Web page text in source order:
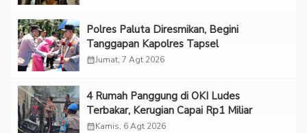
Polres Paluta Diresmikan, Begini
Tanggapan Kapolres Tapsel
calendar_monthJumat, 7 Agt 2026
‎4 Rumah Panggung di OKI Ludes
Terbakar, Kerugian Capai Rp1 Miliar
calendar_monthKamis, 6 Agt 2026